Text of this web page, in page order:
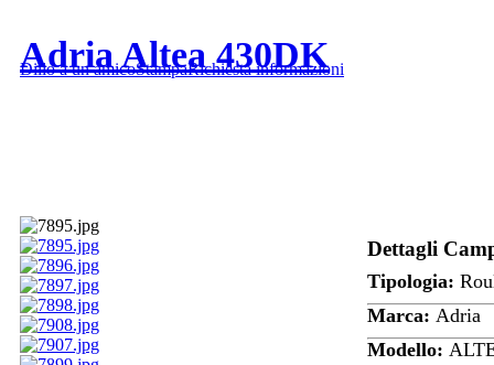
Adria Altea 430DK
Dillo a un amicoStampaRichiesta informazioni
Dettagli
Tipologia:
Marca: Adria
Modello: